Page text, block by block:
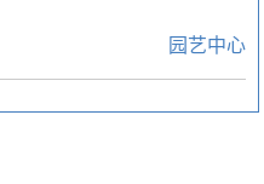
园艺中心